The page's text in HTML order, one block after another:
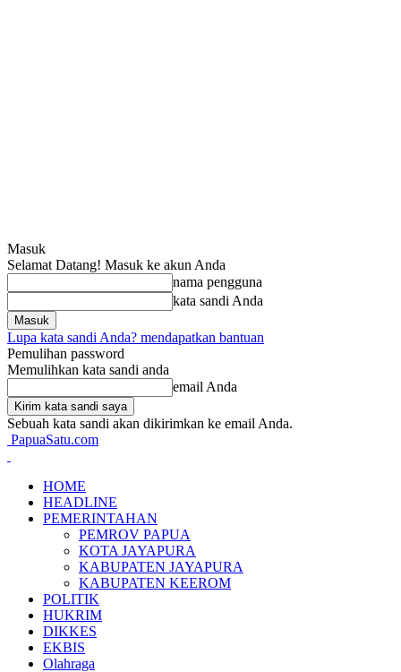
Masuk
Selamat Datang! Masuk ke akun Anda
nama pengguna
kata sandi Anda
Lupa kata sandi Anda? mendapatkan bantuan
Pemulihan password
Memulihkan kata sandi anda
email Anda
Sebuah kata sandi akan dikirimkan ke email Anda.
PapuaSatu.com
HOME
HEADLINE
PEMERINTAHAN
PEMROV PAPUA
KOTA JAYAPURA
KABUPATEN JAYAPURA
KABUPATEN KEEROM
POLITIK
HUKRIM
DIKKES
EKBIS
Olahraga